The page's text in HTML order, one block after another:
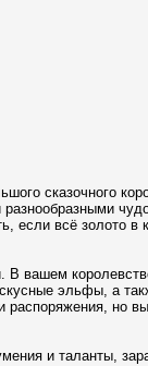
сказочного
разнообразными
если всё золото в
вашем
эльфы, а
но
и таланты,